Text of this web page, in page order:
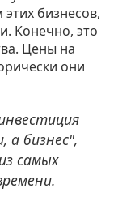
бизнесов,
Конечно, это
Цены на
они
а бизнес",
самых